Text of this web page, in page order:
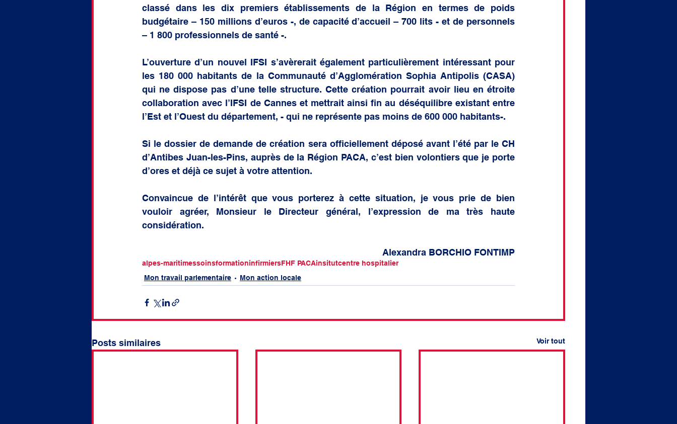
classé dans les dix premiers établissements de la Région en termes de poids
budgétaire – 150 millions d’euros -, de capacité d’accueil – 700 lits - et de personnels
– 1 800 professionnels de santé -.
L’ouverture d’un nouvel IFSI s’avèrerait également particulièrement intéressant pour
les 180 000 habitants de la Communauté d’Agglomération Sophia Antipolis (CASA)
qui ne dispose pas d’une telle structure. Cette création pourrait avoir lieu en étroite
collaboration avec l’IFSI de Cannes et mettrait ainsi fin au déséquilibre existant entre
l’Est et l’Ouest du département, - qui ne représente pas moins de 600 000 habitants-.
Si le dossier de demande de création sera officiellement déposé avant l’été par le CH
d’Antibes Juan-les-Pins, auprès de la Région PACA, c’est bien volontiers que je porte
d’ores et déjà ce sujet à votre attention.
Convaincue de l’intérêt que vous porterez à cette situation, je vous prie de bien
vouloir agréer, Monsieur le Directeur général, l’expression de ma très haute
considération.
Alexandra BORCHIO FONTIMP
alpes-maritimessoinsformationinfirmiersFHF PACAinsitutcentre hospitalier
Mon travail parlementaire
Mon action locale
Posts similaires Voir tout